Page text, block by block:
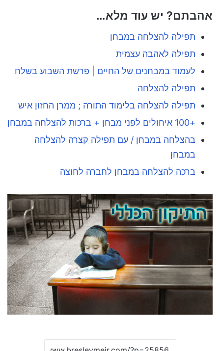
אהבתם? יש עוד מלא…
תפילה להצלחה במבחן
תפילה לאהבה עצמית
לעמוד במבחנים של החיים | פרשת השבוע בשלח
תפילה להצלחה
תפילה להצלחה בלימוד התורה ; ממרן החזון איש
+100 איחולים לפני מבחן + ברכות להצלחה במבחן
בהצלחה במבחן / עם תפילה קצרה להצלחה
במבחן
ברכה להצלחה במבחן לחברה לחוצה